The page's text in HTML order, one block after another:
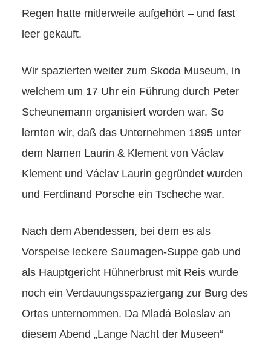
Regen hatte mitlerweile aufgehört – und fast
leer gekauft.
Wir spazierten weiter zum Skoda Museum, in
welchem um 17 Uhr ein Führung durch Peter
Scheunemann organisiert worden war. So
lernten wir, daß das Unternehmen 1895 unter
dem Namen Laurin & Klement von Václav
Klement und Václav Laurin gegründet wurden
und Ferdinand Porsche ein Tscheche war.
Nach dem Abendessen, bei dem es als
Vorspeise leckere Saumagen-Suppe gab und
als Hauptgericht Hühnerbrust mit Reis wurde
noch ein Verdauungsspaziergang zur Burg des
Ortes unternommen. Da Mladá Boleslav an
diesem Abend „Lange Nacht der Museen“